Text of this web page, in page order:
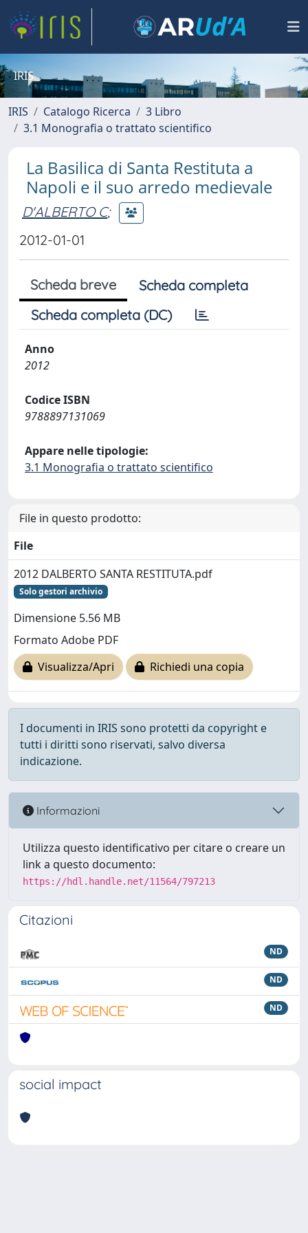
IRIS
IRIS Catalogo Ricerca
3 Libro
3.1 Monografia o trattato scientifico
La Basilica di Santa Restituta a
Napoli e il suo arredo medievale
D'ALBERTO C;
2012-01-01
Scheda breve
Scheda completa
Scheda completa (DC)
Anno
2012
Codice ISBN
9788897131069
Appare nelle tipologie:
3.1 Monografia o trattato scientifico
File in questo prodotto:
File
2012 DALBERTO SANTA RESTITUTA.pdf
Solo gestori archivio
Dimensione 5.56 MB
Formato Adobe PDF
Visualizza/Apri
Richiedi una copia
I documenti in IRIS sono protetti da copyright e
tutti i diritti sono riservati, salvo diversa
indicazione.
Informazioni
Utilizza questo identificativo per citare o creare un
link a questo documento:
https://hdl.handle.net/11564/797213
Citazioni
ND
ND
ND
social impact